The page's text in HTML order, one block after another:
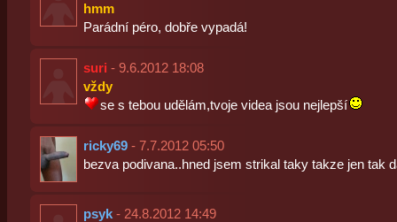
hmm
Parádní péro, dobře vypadá!
suri - 9.6.2012 18:08
vždy
se s tebou udělám,tvoje videa jsou nejlepší
ricky69- 7.7.2012 05:50
bezva podivana..hned jsem strikal taky takze jen tak
psyk- 24.8.2012 14:49